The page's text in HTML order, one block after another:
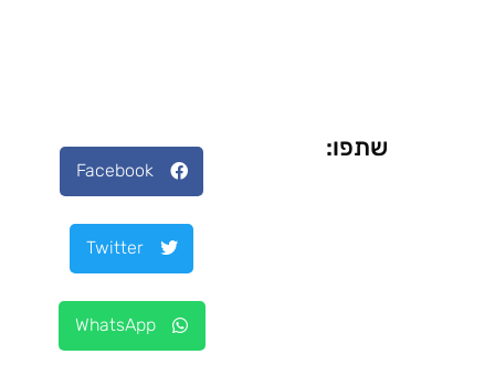
שתפו:
Facebook
Twitter
WhatsApp